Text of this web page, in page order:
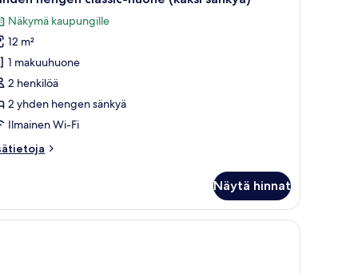
Näkymä kaupungille
12 m²
1 makuuhuone
2 henkilöä
2 yhden hengen sänkyä
Ilmainen Wi-Fi
Näytä hinnat